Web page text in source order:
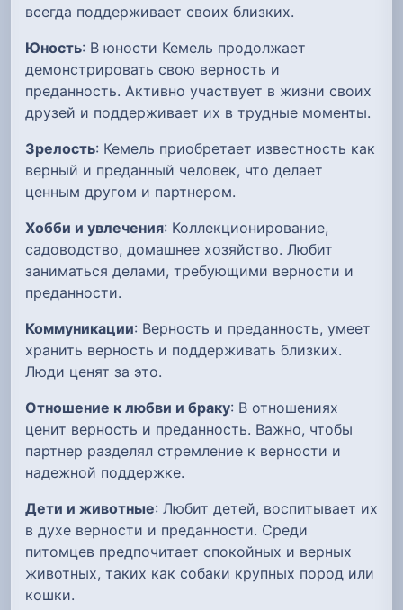
всегда поддерживает своих близких.
Юность: В юности Кемель продолжает
демонстрировать свою верность и
преданность. Активно участвует в жизни своих
друзей и поддерживает их в трудные моменты.
Зрелость: Кемель приобретает известность как
верный и преданный человек, что делает
ценным другом и партнером.
Хобби и увлечения: Коллекционирование,
садоводство, домашнее хозяйство. Любит
заниматься делами, требующими верности и
преданности.
Коммуникации: Верность и преданность, умеет
хранить верность и поддерживать близких.
Люди ценят за это.
Отношение к любви и браку: В отношениях
ценит верность и преданность. Важно, чтобы
партнер разделял стремление к верности и
надежной поддержке.
Дети и животные: Любит детей, воспитывает их
в духе верности и преданности. Среди
питомцев предпочитает спокойных и верных
животных, таких как собаки крупных пород или
кошки.